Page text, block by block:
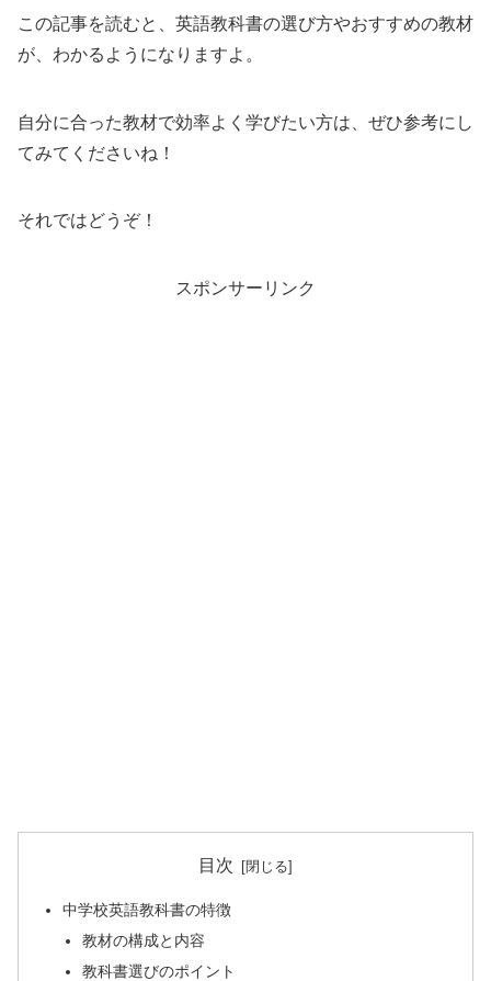
この記事を読むと、英語教科書の選び方やおすすめの教材
が、わかるようになりますよ。
自分に合った教材で効率よく学びたい方は、ぜひ参考にし
てみてくださいね！
それではどうぞ！
スポンサーリンク
目次
中学校英語教科書の特徴
教材の構成と内容
教科書選びのポイント